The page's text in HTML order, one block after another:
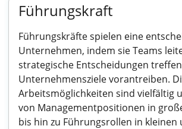
Führungskraft
Führungskräfte spielen eine
Unternehmen, indem sie Teams
strategische Entscheidungen
Unternehmensziele vorantreiben.
Arbeitsmöglichkeiten sind vielfältig
von Managementpositionen in
bis hin zu Führungsrollen in kleinen